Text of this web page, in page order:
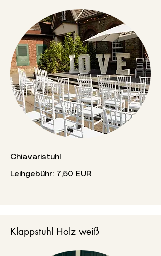
Chiavaristuhl
Leihgebühr: 7,50 EUR
Klappstuhl Holz weiß